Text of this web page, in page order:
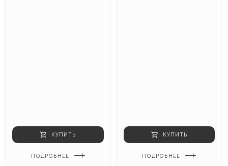
КУПИТЬ
ПОДРОБНЕЕ
КУПИТЬ
ПОДРОБНЕЕ